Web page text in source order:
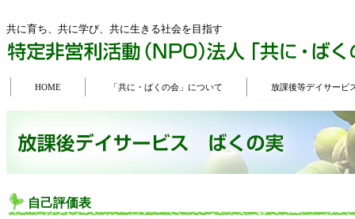
共に育ち、共に学び、共に生きる社会を目指す
HOME 「共に・ばくの会」について 放課後等デイサー
自己評価表